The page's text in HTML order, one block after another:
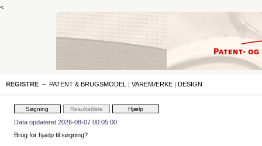
<
REGISTRE – PATENT & BRUGSMODEL | VAREMÆRKE | DESIGN
Data opdateret 2026-08-07 00:05:00
Brug for hjælp til søgning?